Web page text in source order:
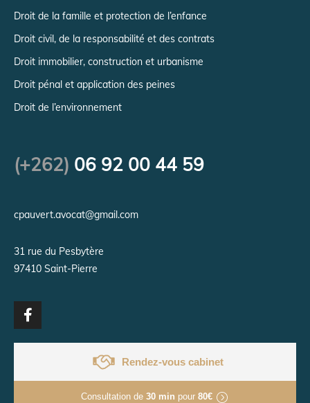
Droit de la famille et protection de l’enfance
Droit civil, de la responsabilité et des contrats
Droit immobilier, construction et urbanisme
Droit pénal et application des peines
Droit de l’environnement
(+262) 06 92 00 44 59
cpauvert.avocat@gmail.com
31 rue du Pesbytère
97410 Saint-Pierre
Rendez-vous cabinet
Consultation de 30 min pour 80€